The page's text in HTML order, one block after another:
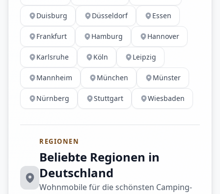
Duisburg Düsseldorf Essen
Frankfurt Hamburg Hannover
Karlsruhe Köln Leipzig
Mannheim München Münster
Nürnberg Stuttgart Wiesbaden
REGIONEN
Beliebte Regionen in
Deutschland
Wohnmobile für die schönsten Camping-